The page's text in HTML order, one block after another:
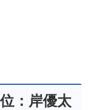
：岸優太